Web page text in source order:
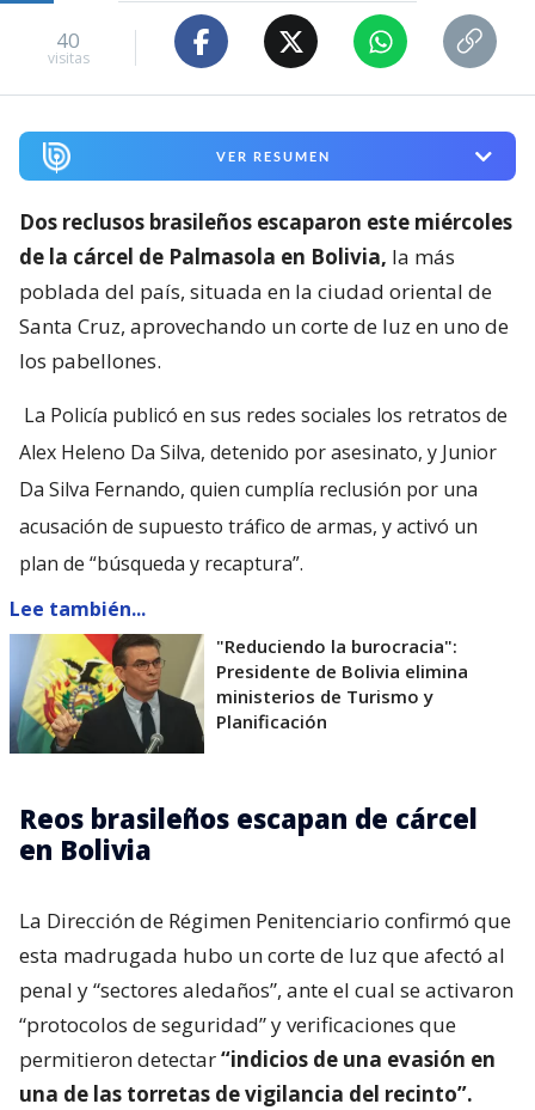
40
visitas
VER RESUMEN
Dos reclusos brasileños escaparon este miércoles
de la cárcel de Palmasola en Bolivia, la más
poblada del país, situada en la ciudad oriental de
Santa Cruz, aprovechando un corte de luz en uno de
los pabellones.
La Policía publicó en sus redes sociales los retratos de
Alex Heleno Da Silva, detenido por asesinato, y Junior
Da Silva Fernando, quien cumplía reclusión por una
acusación de supuesto tráfico de armas, y activó un
plan de “búsqueda y recaptura”.
Lee también...
"Reduciendo la burocracia":
Presidente de Bolivia elimina
ministerios de Turismo y
Planificación
Reos brasileños escapan de cárcel
en Bolivia
La Dirección de Régimen Penitenciario confirmó que
esta madrugada hubo un corte de luz que afectó al
penal y “sectores aledaños”, ante el cual se activaron
“protocolos de seguridad” y verificaciones que
permitieron detectar“indicios de una evasión en
una de las torretas de vigilancia del recinto”.